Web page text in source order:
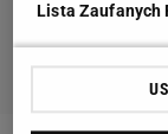
Lista Zaufanych